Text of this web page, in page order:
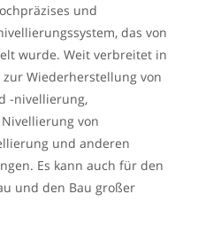
und
das von
wurde. Weit verbreitet in
Wiederherstellung von
-nivellierung,
von
und anderen
Es kann auch für den
und den Bau großer